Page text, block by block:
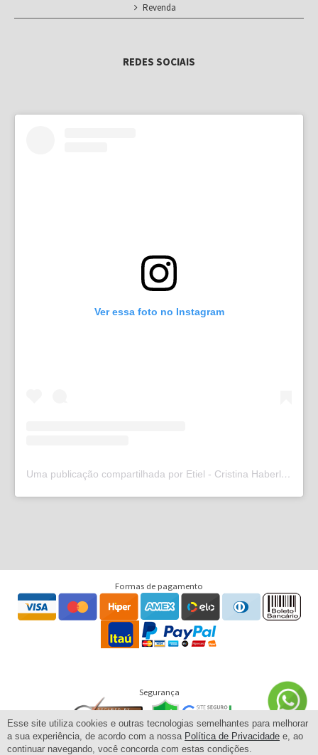
Esse site utiliza cookies e outras tecnologias semelhantes para melhorar
a sua experiência, de acordo com a nossa Política de Privacidade e, ao
continuar navegando, você concorda com estas condições.
Revenda
REDES SOCIAIS
Ver essa foto no Instagram
Uma publicação compartilhada por Etiel - Cristina Haberl (@etielweb)
Formas de pagamento
Segurança